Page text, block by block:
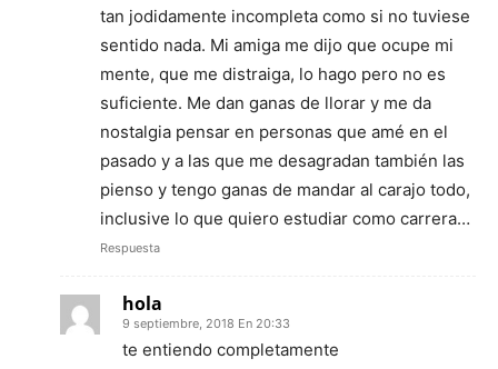
tan jodidamente incompleta como si no tuviese
sentido nada. Mi amiga me dijo que ocupe mi
mente, que me distraiga, lo hago pero no es
suficiente. Me dan ganas de llorar y me da
nostalgia pensar en personas que amé en el
pasado y a las que me desagradan también las
pienso y tengo ganas de mandar al carajo todo,
inclusive lo que quiero estudiar como carrera…
Respuesta
hola
9 septiembre, 2018 En 20:33
te entiendo completamente